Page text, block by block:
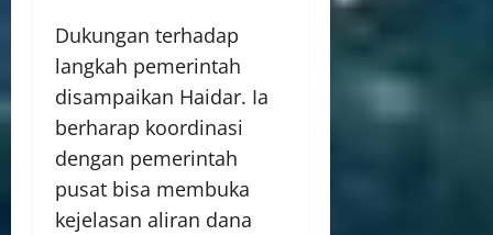
Dukungan terhadap
langkah pemerintah
disampaikan Haidar. Ia
berharap koordinasi
dengan pemerintah
pusat bisa membuka
kejelasan aliran dana